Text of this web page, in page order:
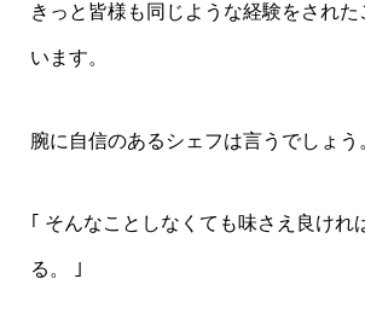
きっと皆様も同じような経験をされ
います。
腕に自信のあるシェフは言うでしょう
｢ そんなことしなくても味さえ良けれ
る。 ｣